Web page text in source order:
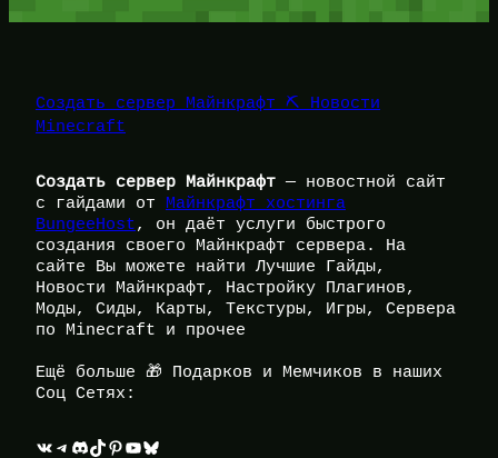
Создать сервер Майнкрафт ⛏️ Новости
Minecraft
Создать сервер Майнкрафт — новостной сайт
с гайдами от
Майнкрафт хостинга
BungeeHost, он даёт услуги быстрого
создания своего Майнкрафт сервера. На
сайте Вы можете найти Лучшие Гайды,
Новости Майнкрафт, Настройку Плагинов,
Моды, Сиды, Карты, Текстуры, Игры, Сервера
по Minecraft и прочее
Ещё больше 🎁 Подарков и Мемчиков в наших
Соц Сетях:
ВКонтакте Telegram Discord TikTok Pinterest YouTube Bluesky